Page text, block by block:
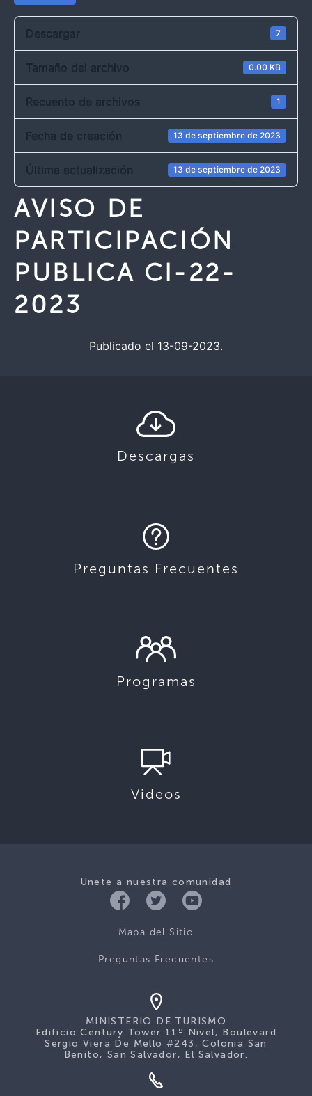
Descargar 7
Tamaño del archivo 0.00 KB
Recuento de archivos 1
Fecha de creación 13 de septiembre de 2023
Última actualización 13 de septiembre de 2023
AVISO DE
PARTICIPACIÓN
PUBLICA CI-22-
2023
Publicado el 13-09-2023.
Descargas
Preguntas Frecuentes
Programas
Videos
Únete a nuestra comunidad
Mapa del Sitio
Preguntas Frecuentes
MINISTERIO DE TURISMO
Edificio Century Tower 11º Nivel, Boulevard
Sergio Viera De Mello #243, Colonia San
Benito, San Salvador, El Salvador.